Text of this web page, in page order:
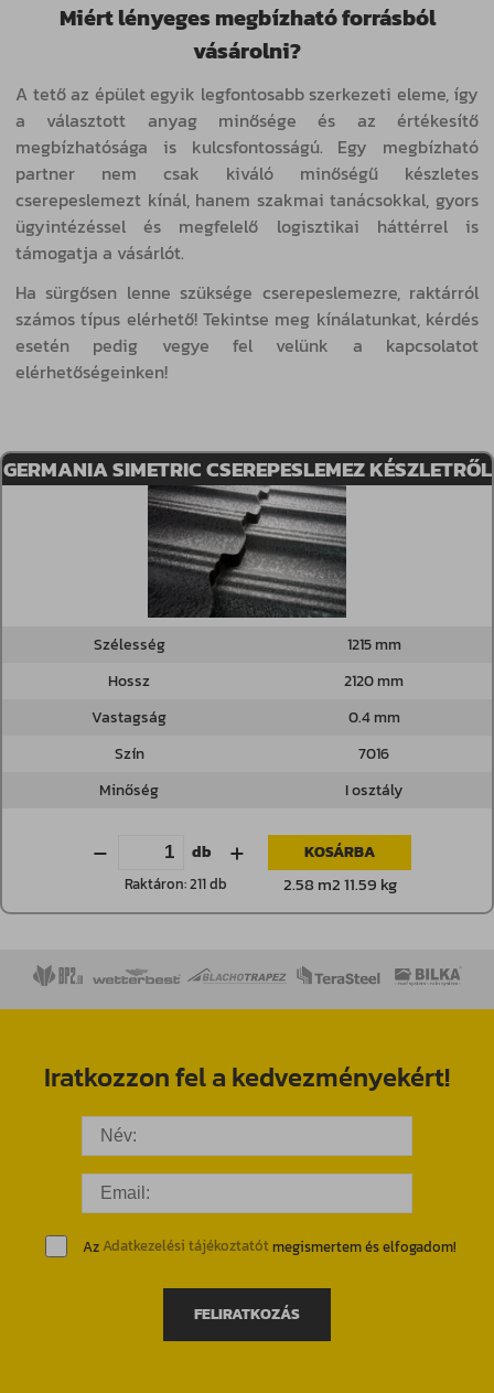
Miért lényeges megbízható forrásból
vásárolni?
A tető az épület egyik legfontosabb szerkezeti eleme, így
a választott anyag minősége és az értékesítő
megbízhatósága is kulcsfontosságú. Egy megbízható
partner nem csak kiváló minőségű készletes
cserepeslemezt kínál, hanem szakmai tanácsokkal, gyors
ügyintézéssel és megfelelő logisztikai háttérrel is
támogatja a vásárlót.
Ha sürgősen lenne szüksége cserepeslemezre, raktárról
számos típus elérhető! Tekintse meg kínálatunkat, kérdés
esetén pedig vegye fel velünk a kapcsolatot
elérhetőségeinken!
GERMANIA SIMETRIC CSEREPESLEMEZ KÉSZLETRŐL
Szélesség
1215 mm
Hossz
2120 mm
Vastagság
0.4 mm
Szín
7016
Minőség
I osztály
db KOSÁRBA
Raktáron: 211 db 2.58 m2 11.59 kg
Iratkozzon fel a kedvezményekért!
Az Adatkezelési tájékoztatótmegismertem és elfogadom!
FELIRATKOZÁS